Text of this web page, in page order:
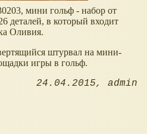
мини гольф - набор от
деталей, в который входит
Оливия.
штурвал на мини-
игры в гольф.
24.04.2015 admin